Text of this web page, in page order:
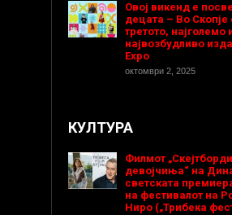
Овој викенд е
децата – Во Скопје
третото, најголемо
највозбудливо
Expo
октомври 2, 2025
КУЛТУРА
Филмот
девојчиња“ на
светската
на фестивалот на
Ниро („Трибека